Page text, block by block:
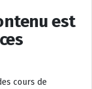
est
cours de